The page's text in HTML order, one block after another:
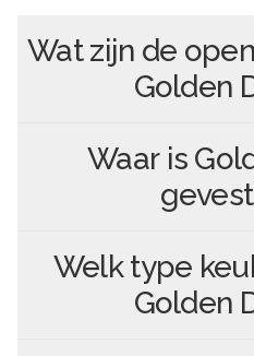
Wat zijn de
Golden
Waar is
Welk type
Golden